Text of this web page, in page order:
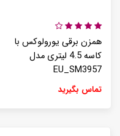
همزن برقی یورولوکس با
کاسه 4.5 لیتری مدل
EU_SM3957
تماس بگیرید